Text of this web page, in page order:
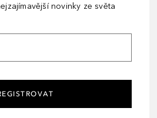
novinky ze světa